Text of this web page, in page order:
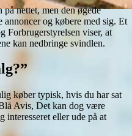
nettet, men den øgede
og købere med sig. Et
Forbrugerstyrelsen viser, at
kan nedbringe svindlen.
køber typisk, hvis du har sat
Avis, Det kan dog være
eller ude på at